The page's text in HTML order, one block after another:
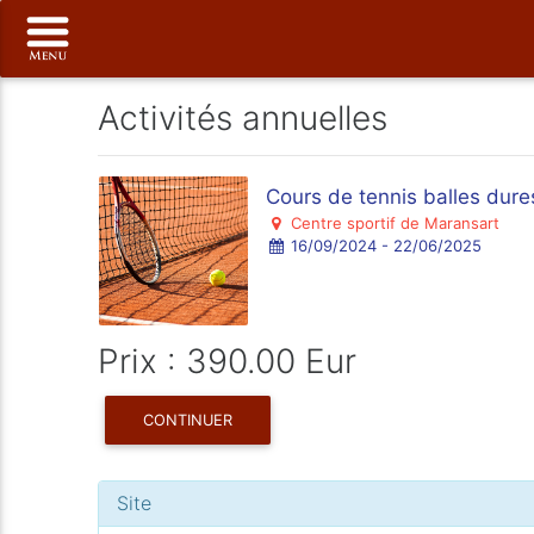
Activités annuelles
Cours de tennis balles
Centre sportif de Maransart
16/09/2024 - 22/06/2025
Prix : 390.00 Eur
CONTINUER
Site